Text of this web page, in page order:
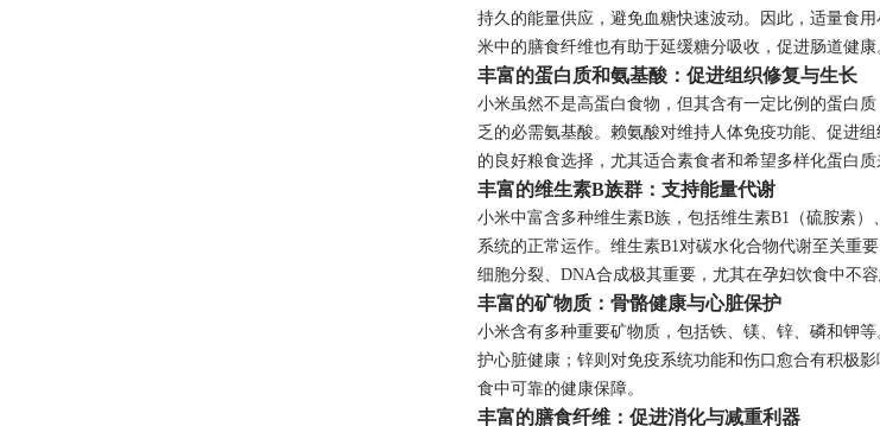
持久的能量供应，避免血糖快速波动。因此，适量食
米中的膳食纤维也有助于延缓糖分吸收，促进肠道健康
丰富的蛋白质和氨基酸：促进组织修复与生长
小米虽然不是高蛋白食物，但其含有一定比例的蛋白
乏的必需氨基酸。赖氨酸对维持人体免疫功能、促进
的良好粮食选择，尤其适合素食者和希望多样化蛋白质
丰富的维生素B族群：支持能量代谢
小米中富含多种维生素B族，包括维生素B1（硫胺素
系统的正常运作。维生素B1对碳水化合物代谢至关重
细胞分裂、DNA合成极其重要，尤其在孕妇饮食中不
丰富的矿物质：骨骼健康与心脏保护
小米含有多种重要矿物质，包括铁、镁、锌、磷和钾
护心脏健康；锌则对免疫系统功能和伤口愈合有积极
食中可靠的健康保障。
丰富的膳食纤维：促进消化与减重利器